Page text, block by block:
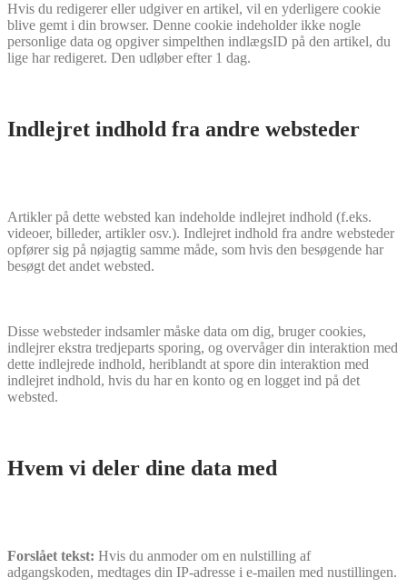
Hvis du redigerer eller udgiver en artikel, vil en yderligere cookie
blive gemt i din browser. Denne cookie indeholder ikke nogle
personlige data og opgiver simpelthen indlægsID på den artikel, du
lige har redigeret. Den udløber efter 1 dag.
Indlejret indhold fra andre websteder
Artikler på dette websted kan indeholde indlejret indhold (f.eks.
videoer, billeder, artikler osv.). Indlejret indhold fra andre websteder
opfører sig på nøjagtig samme måde, som hvis den besøgende har
besøgt det andet websted.
Disse websteder indsamler måske data om dig, bruger cookies,
indlejrer ekstra tredjeparts sporing, og overvåger din interaktion med
dette indlejrede indhold, heriblandt at spore din interaktion med
indlejret indhold, hvis du har en konto og en logget ind på det
websted.
Hvem vi deler dine data med
Forslået tekst: Hvis du anmoder om en nulstilling af
adgangskoden, medtages din IP-adresse i e-mailen med nustillingen.